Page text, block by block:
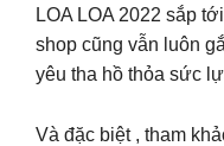
LOA LOA 2022 sắp
shop cũng vẫn luôn
yêu tha hồ thỏa sức
Và đặc biệt , tham